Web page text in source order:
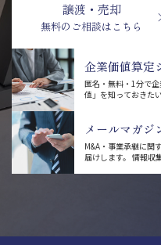
譲渡・売却
無料のご相談はこちら
企業価値算定
匿名・無料・1分で企
値」を知っておきた
メールマガジ
M&A・事業承継に関
届けします。 情報収